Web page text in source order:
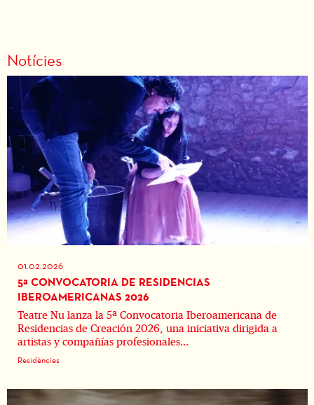
Notícies
01.02.2026
5ª CONVOCATORIA DE RESIDENCIAS
IBEROAMERICANAS 2026
Teatre Nu lanza la 5ª Convocatoria Iberoamericana de
Residencias de Creación 2026, una iniciativa dirigida a
artistas y compañías profesionales...
Residències